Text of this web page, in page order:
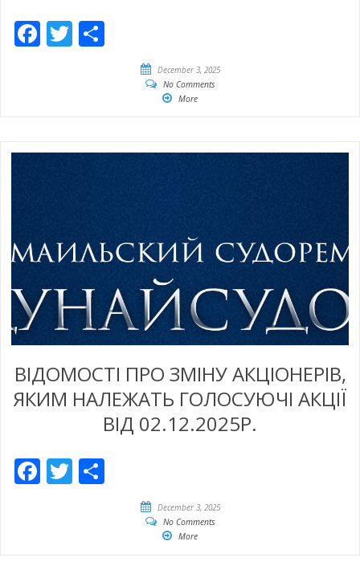
Facebook
Twitter
December 3, 2025
No Comments
More
ВІДОМОСТІ ПРО ЗМІНУ АКЦІОНЕРІВ,
ЯКИМ НАЛЕЖАТЬ ГОЛОСУЮЧІ АКЦІЇ
ВІД 02.12.2025Р.
Facebook
Twitter
December 3, 2025
No Comments
More